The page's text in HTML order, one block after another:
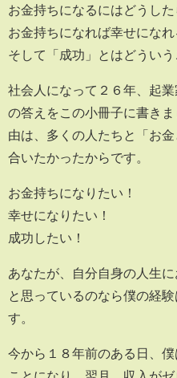
お金持ちになるにはどうした
お金持ちになれば幸せになれ
そして「成功」とはどういう
社会人になって２６年、起
の答えをこの小冊子に書き
由は、多くの人たちと「お
合いたかったからです。
お金持ちになりたい！
幸せになりたい！
成功したい！
あなたが、自分自身の人生
と思っているのなら僕の経
す。
今から１８年前のある日、
ことになり、翌月、収入が